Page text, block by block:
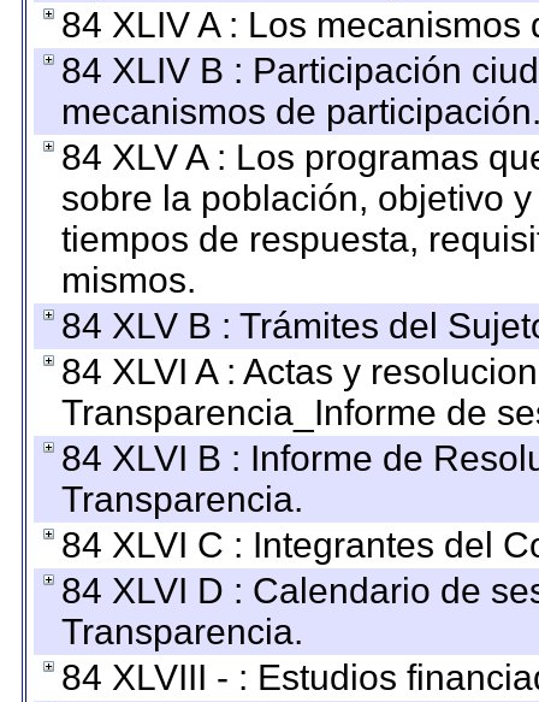
84 XLIV A : Los
84 XLIV B : Participación
mecanismos de
84 XLV A : Los programas
sobre la población, objetivo
tiempos de respuesta,
mismos.
84 XLV B : Trámites del
84 XLVI A : Actas y
Transparencia_Informe de
84 XLVI B : Informe de
Transparencia.
84 XLVI C : Integrantes del
84 XLVI D : Calendario de
Transparencia.
84 XLVIII - : Estudios